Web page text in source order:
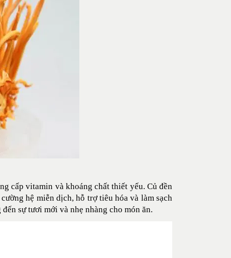
cấp vitamin và khoáng chất thiết yếu. Củ đền
hệ miễn dịch, hỗ trợ tiêu hóa và làm sạch
sự tươi mới và nhẹ nhàng cho món ăn.